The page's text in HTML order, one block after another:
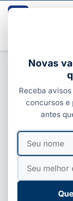
CURSOS COM
Cursos
2026:
e online)
PorIvan Alves
Novas
Receba
concursos e
antes
Seu
nome
Seu
mail